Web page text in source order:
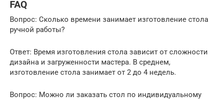
FAQ
Вопрос: Сколько времени занимает изготовление стола
ручной работы?
Ответ: Время изготовления стола зависит от сложности
дизайна и загруженности мастера. В среднем,
изготовление стола занимает от 2 до 4 недель.
Вопрос: Можно ли заказать стол по индивидуальному